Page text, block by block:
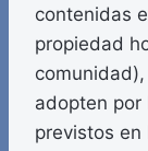
contenidas
propiedad
adopten por
previstos